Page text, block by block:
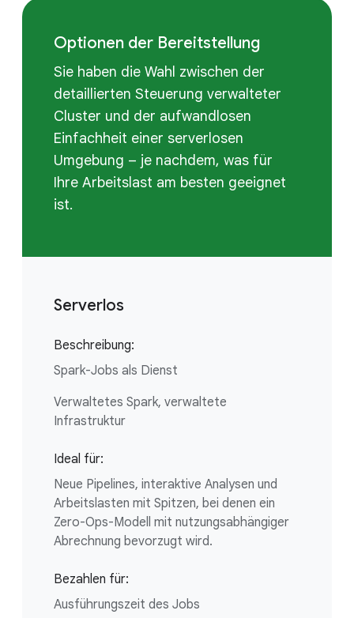
Optionen der Bereitstellung
Sie haben die Wahl zwischen der
detaillierten Steuerung verwalteter
Cluster und der aufwandlosen
Einfachheit einer serverlosen
Umgebung – je nachdem, was für
Ihre Arbeitslast am besten geeignet
ist.
Serverlos
Beschreibung:
Spark-Jobs als Dienst
Verwaltetes Spark, verwaltete
Infrastruktur
Ideal für:
Neue Pipelines, interaktive Analysen und
Arbeitslasten mit Spitzen, bei denen ein
Zero-Ops-Modell mit nutzungsabhängiger
Abrechnung bevorzugt wird.
Bezahlen für:
Ausführungszeit des Jobs